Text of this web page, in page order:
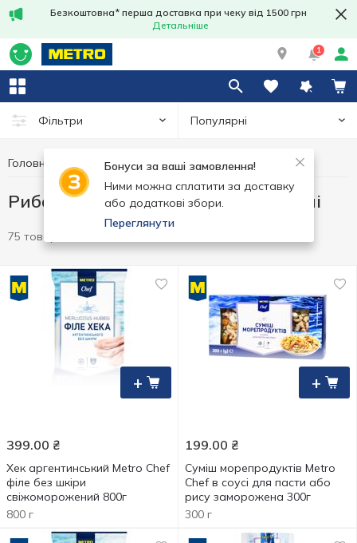
Безкоштовна* перша доставка при чеку від 1500 грн
Детальніше
1
Фільтри Популярні
Бонуси за ваші замовлення!
Ними можна сплатити за доставку
або додаткові збори.
Переглянути
Головна Заморозка
Риба та морепродукти заморожені
75 товарів
+
399.00 ₴
Хек аргентинський Metro Chef
філе без шкіри
свіжоморожений 800г
800 г
+
199.00 ₴
Суміш морепродуктів Metro
Chef в соусі для пасти або
рису заморожена 300г
300 г